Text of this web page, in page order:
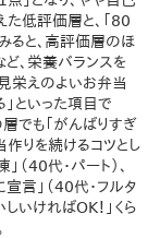
た低評価層と、「80
ると、高評価層のほ
ど、栄養バランスを
栄えのよいお弁当
」といった項目で
でも「がんばりすぎ
りを続けるコツとし
（40代・パート）、
言」（40代・フルタ
いければOK！」くら